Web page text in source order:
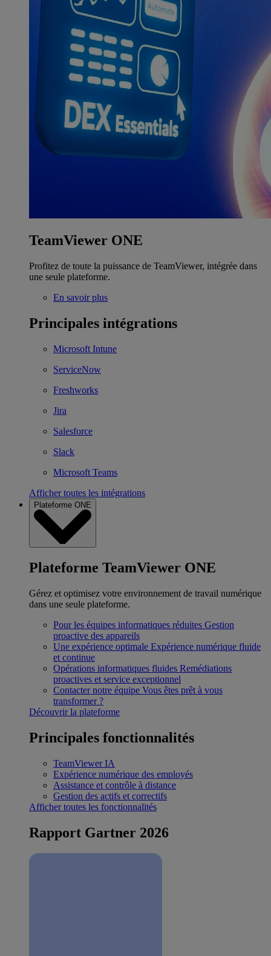
TeamViewer ONE
Profitez de toute la puissance de TeamViewer, intégrée dans
une seule plateforme.
En savoir plus
Principales intégrations
Microsoft Intune
ServiceNow
Freshworks
Jira
Salesforce
Slack
Microsoft Teams
Afficher toutes les intégrations
Plateforme ONE
Plateforme TeamViewer ONE
Gérez et optimisez votre environnement de travail numérique
dans une seule plateforme.
Pour les équipes informatiques réduites Gestion
proactive des appareils
Une expérience optimale Expérience numérique fluide
et continue
Opérations informatiques fluides Remédiations
proactives et service exceptionnel
Contacter notre équipe Vous êtes prêt à vous
transformer ?
Découvrir la plateforme
Principales fonctionnalités
TeamViewer IA
Expérience numérique des employés
Assistance et contrôle à distance
Gestion des actifs et correctifs
Afficher toutes les fonctionnalités
Rapport Gartner 2026